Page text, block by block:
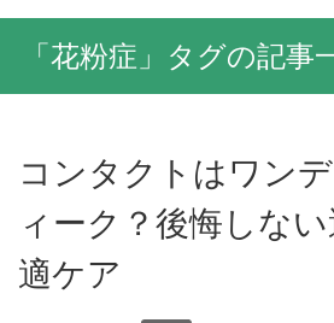
「花粉症」タグの記事
コンタクトはワン
ィーク？後悔しな
適ケア